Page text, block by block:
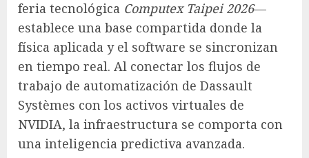
feria tecnológica Computex Taipei 2026—
establece una base compartida donde la
física aplicada y el software se sincronizan
en tiempo real. Al conectar los flujos de
trabajo de automatización de Dassault
Systèmes con los activos virtuales de
NVIDIA, la infraestructura se comporta con
una inteligencia predictiva avanzada.